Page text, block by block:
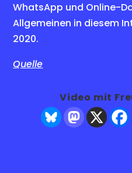
WhatsApp und Online-
Allgemeinen in diesem
2020.
Quelle
Video mit